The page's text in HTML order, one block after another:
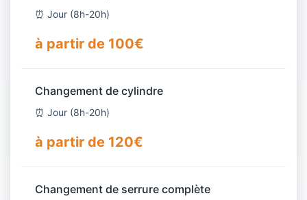
⏰ Jour (8h-20h)
à partir de 100€
Changement de cylindre
⏰ Jour (8h-20h)
à partir de 120€
Changement de serrure complète